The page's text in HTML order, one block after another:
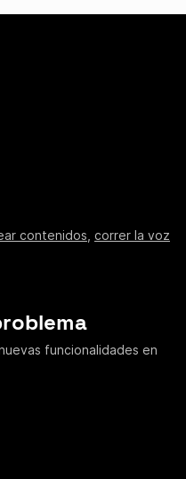
contenidos, correr la voz
funcionalidades en